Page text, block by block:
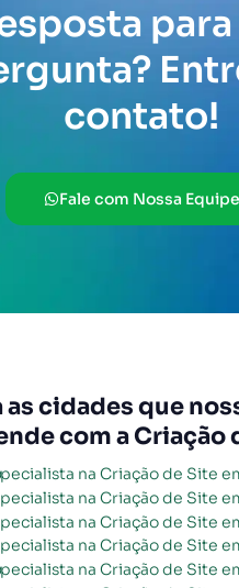
para
contato!
Fale com Nossa Equipe
as cidades que
com a Criação
na Criação de Site